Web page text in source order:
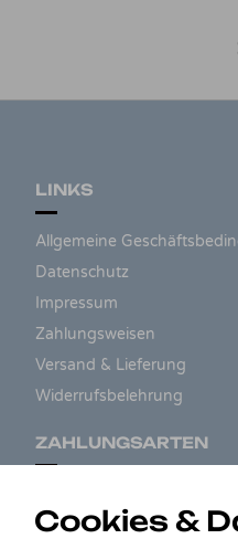
LINKS
Allgemeine
Datenschutz
Impressum
Zahlungsweisen
Versand & Lieferung
Widerrufsbelehrung
ZAHLUNGSARTEN
Cookies &